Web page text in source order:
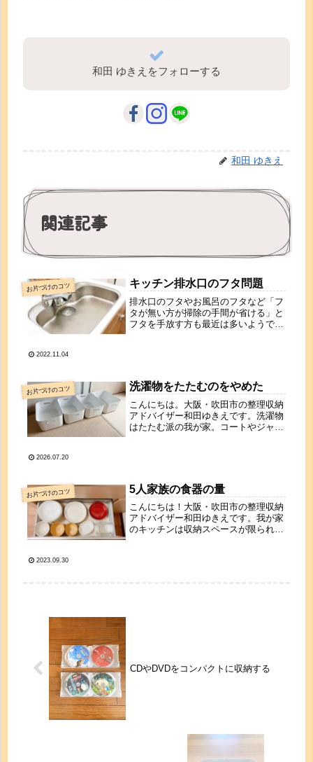
和田 ゆきえをフォローする
和田 ゆきえ
関連記事
お片づけのコツ キッチン排水口のフタ問題
排水口のフタやお風呂のフタなど「フ
タが無い方が掃除の手間が省ける」と
フタを手放す方も最近は多いようです
と...
2022.11.04
お片づけのコツ 洗濯物をたたむのをやめた
こんにちは。大阪・吹田市の整理収納
アドバイザー和田ゆきえです。洗濯物
はたたむ派の我が家。コートやジャケ
い...
2026.07.20
お片づけのコツ 5人家族の食器の量
こんにちは！大阪・吹田市の整理収納
アドバイザー和田ゆきえです。我が家
のキッチンは収納スペースが限られて
2023.09.30
CDやDVDをコンパクトに収納する